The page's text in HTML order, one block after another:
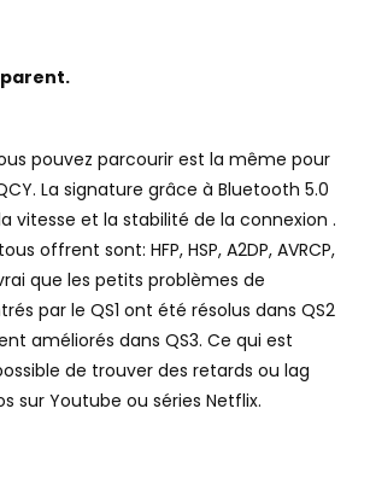
pouvez parcourir est la même pour
La signature grâce à Bluetooth 5.0
vitesse et la stabilité de la connexion .
offrent sont: HFP, HSP, A2DP, AVRCP,
que les petits problèmes de
par le QS1 ont été résolus dans QS2
améliorés dans QS3. Ce qui est
de trouver des retards ou lag
sur Youtube ou séries Netflix.